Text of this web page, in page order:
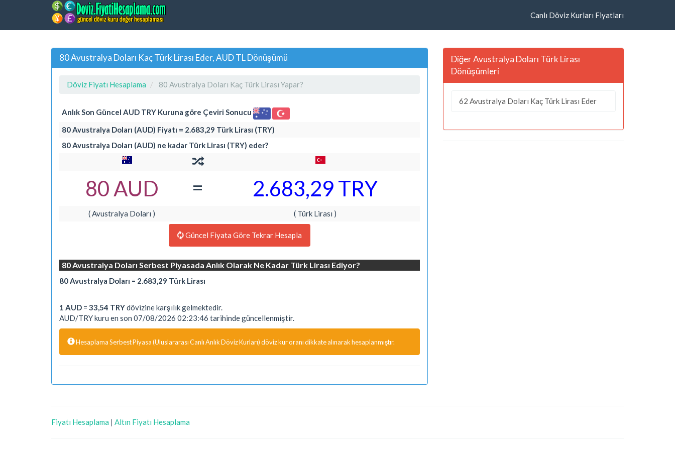
Canlı Döviz Kurları Fiyatları
80 Avustralya Doları Kaç Türk Lirası Eder, AUD TL Dönüşümü
Döviz Fiyatı Hesaplama 80 Avustralya Doları Kaç Türk Lirası Yapar?
Anlık Son Güncel AUD TRY Kuruna göre Çeviri Sonucu
80 Avustralya Doları (AUD) Fiyatı = 2.683,29 Türk Lirası (TRY)
80 Avustralya Doları (AUD) ne kadar Türk Lirası (TRY) eder?
80 AUD = 2.683,29 TRY
( Avustralya Doları ) ( Türk Lirası )
Güncel Fiyata Göre Tekrar Hesapla
80 Avustralya Doları Serbest Piyasada Anlık Olarak Ne Kadar Türk Lirası Ediyor?
80 Avustralya Doları = 2.683,29 Türk Lirası
1 AUD = 33,54 TRYdövizine karşılık gelmektedir.
AUD/TRY kuru en son 07/08/2026 02:23:46 tarihinde güncellenmiştir.
Hesaplama Serbest Piyasa (Uluslararası Canlı Anlık Döviz Kurları) döviz kur oranı dikkate alınarak hesaplanmıştır.
Diğer Avustralya Doları Türk Lirası
Dönüşümleri
62 Avustralya Doları Kaç Türk Lirası Eder
Fiyatı Hesaplama | Altın Fiyatı Hesaplama